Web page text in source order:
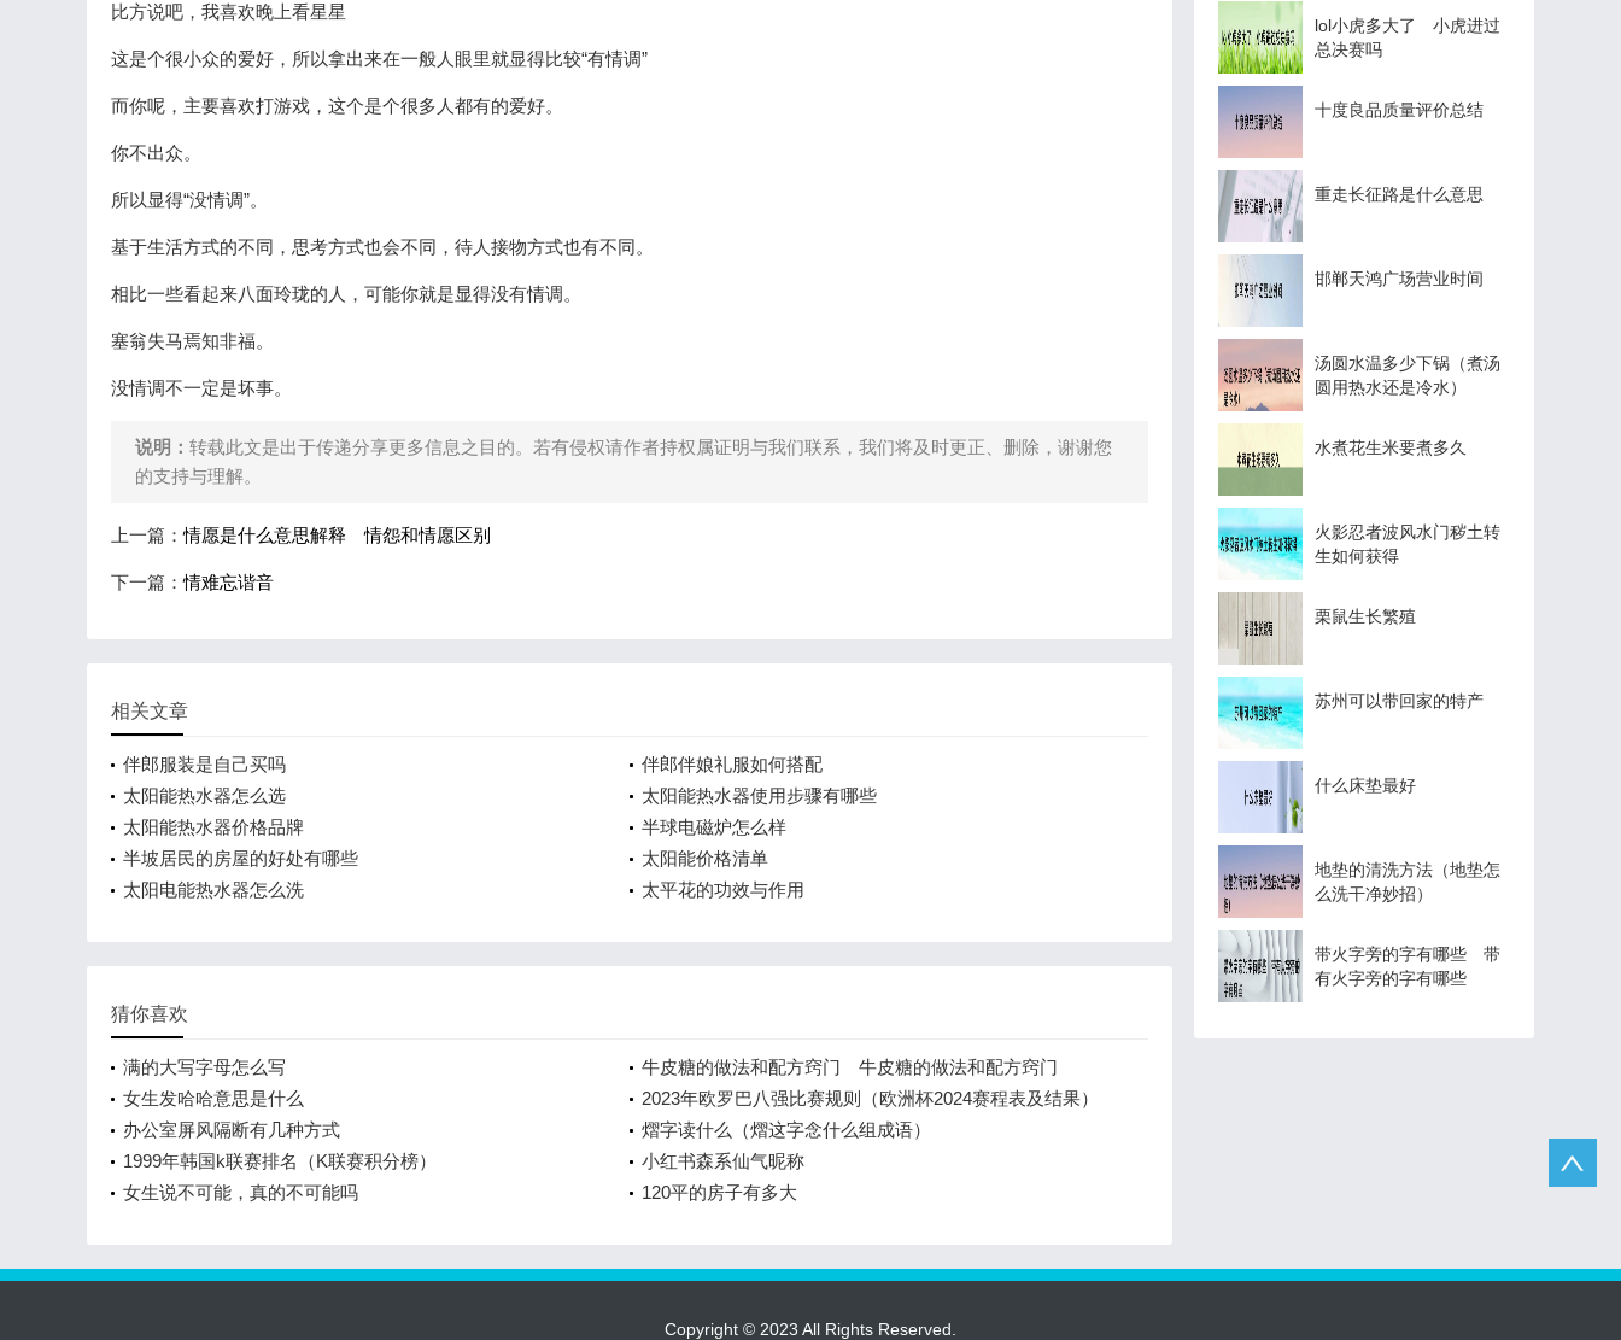
比方说吧，我喜欢晚上看星星
这是个很小众的爱好，所以拿出来在一般人眼里就显得比较“有情调”
而你呢，主要喜欢打游戏，这个是个很多人都有的爱好。
你不出众。
所以显得“没情调”。
基于生活方式的不同，思考方式也会不同，待人接物方式也有不同。
相比一些看起来八面玲珑的人，可能你就是显得没有情调。
塞翁失马焉知非福。
没情调不一定是坏事。
说明： 转载此文是出于传递分享更多信息之目的。若有侵权请作者持权属证明与我们联系，我们将及时更正、删除，谢谢您
的支持与理解。
上一篇：情愿是什么意思解释 情怨和情愿区别
下一篇：情难忘谐音
相关文章
伴郎服装是自己买吗
伴郎伴娘礼服如何搭配
太阳能热水器怎么选
太阳能热水器使用步骤有哪些
太阳能热水器价格品牌
半球电磁炉怎么样
半坡居民的房屋的好处有哪些
太阳能价格清单
太阳电能热水器怎么洗
太平花的功效与作用
猜你喜欢
满的大写字母怎么写
牛皮糖的做法和配方窍门 牛皮糖的做法和配方窍门
女生发哈哈意思是什么
2023年欧罗巴八强比赛规则（欧洲杯2024赛程表及结果）
办公室屏风隔断有几种方式
熠字读什么（熠这字念什么组成语）
1999年韩国k联赛排名（K联赛积分榜）
小红书森系仙气昵称
女生说不可能，真的不可能吗
120平的房子有多大
lol小虎多大了 小虎进过
总决赛吗
十度良品质量评价总结
重走长征路是什么意思
邯郸天鸿广场营业时间
汤圆水温多少下锅（煮汤
圆用热水还是冷水）
水煮花生米要煮多久
火影忍者波风水门秽土转
生如何获得
栗鼠生长繁殖
苏州可以带回家的特产
什么床垫最好
地垫的清洗方法（地垫怎
么洗干净妙招）
带火字旁的字有哪些 带
有火字旁的字有哪些
Copyright © 2023 All Rights Reserved.